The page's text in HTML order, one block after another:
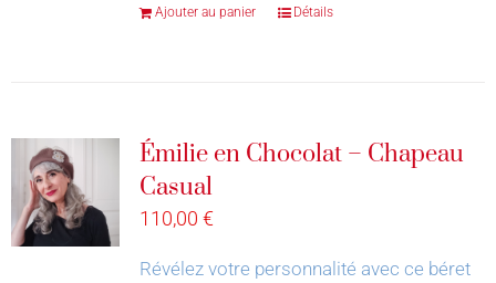
Ajouter au panier Détails
Émilie en Chocolat – Chapeau
Casual
110,00 €
Révélez votre personnalité avec ce béret